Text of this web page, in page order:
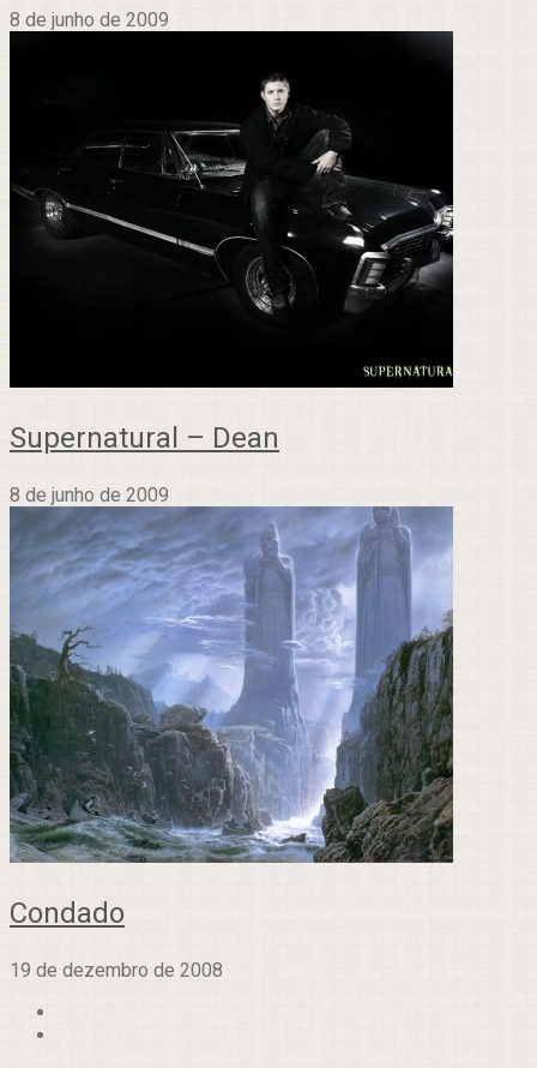
8 de junho de 2009
Supernatural – Dean
8 de junho de 2009
Condado
19 de dezembro de 2008